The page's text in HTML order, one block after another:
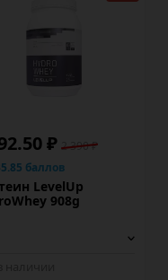
₽ 2 390 ₽
баллов
LevelUp
908g